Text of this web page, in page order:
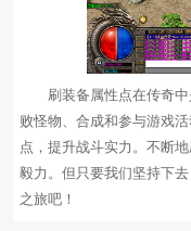
刷装备属性点在传奇
败怪物、合成和参与游戏
点，提升战斗实力。不断
毅力。但只要我们坚持下
之旅吧！